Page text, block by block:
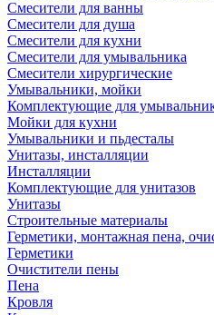
Смесители для ванны
Смесители для душа
Смесители для кухни
Смесители для умывальника
Смесители хирургические
Умывальники, мойки
Комплектующие для
Мойки для кухни
Умывальники и пьдесталы
Унитазы, инсталляции
Инсталляции
Комплектующие для унитазов
Унитазы
Строительные материалы
Герметики, монтажная пена,
Герметики
Очистители пены
Пена
Кровля